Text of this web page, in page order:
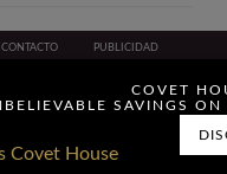
COVET
SAVINGS
CONTACTO PUBLICIDAD